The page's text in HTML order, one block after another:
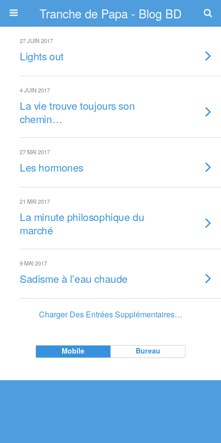
Tranche de Papa - Blog BD
27 JUIN 2017
Lights out
4 JUIN 2017
La vie trouve toujours son
chemin…
27 MAI 2017
Les hormones
21 MAI 2017
La minute philosophique du
marché
9 MAI 2017
Sadisme à l’eau chaude
Charger Des Entrées Supplémentaires…
Mobile Bureau